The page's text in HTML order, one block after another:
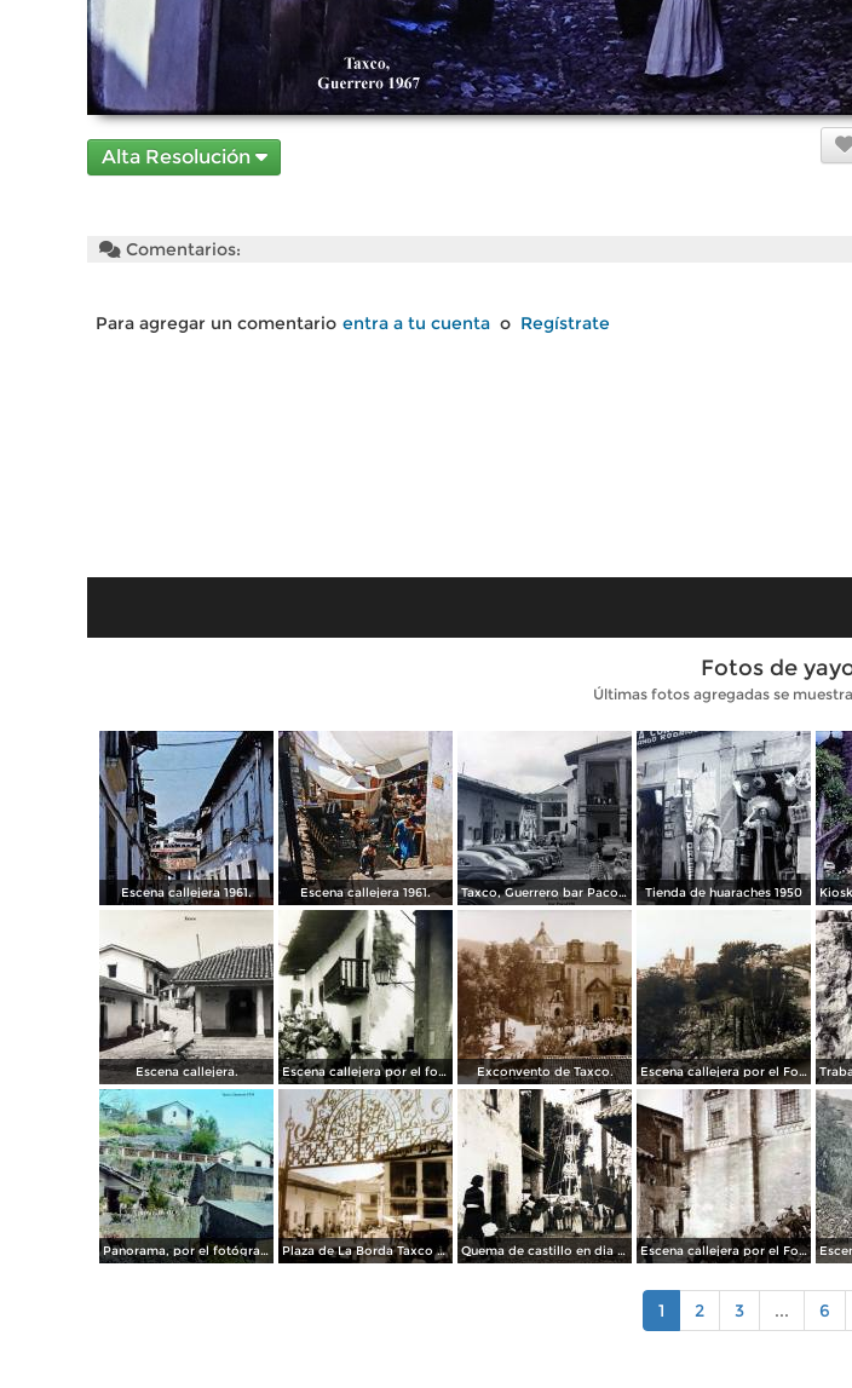
Alta Resolución
Comentarios:
Para agregar un comentario entra a tu cuenta o Regístrate
Fotos de
Últimas fotos agregadas se
Escena callejera 1961. Escena callejera 1961. Taxco, Guerrero bar Paco 1950 Tienda de huaraches 1950
Escena callejera. Escena callejera por el fotografo Hugo Brehme. Exconvento de Taxco. Escena callejera por el Fotógrafo Hugo Brehme..
Panorama, por el fotógrafo T. Enami, de Yokohama, Japón (1934) Plaza de La Borda Taxco Guerrero. Quema de castillo en dia de fiesta. Escena callejera por el Fotógrafo Hugo Brehme.
1 2 3 ... 6